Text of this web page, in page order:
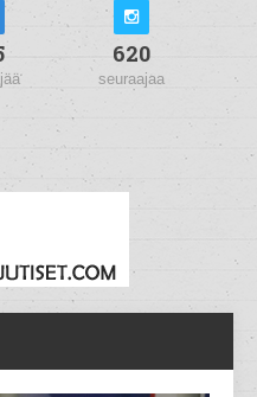
620
seuraajaa